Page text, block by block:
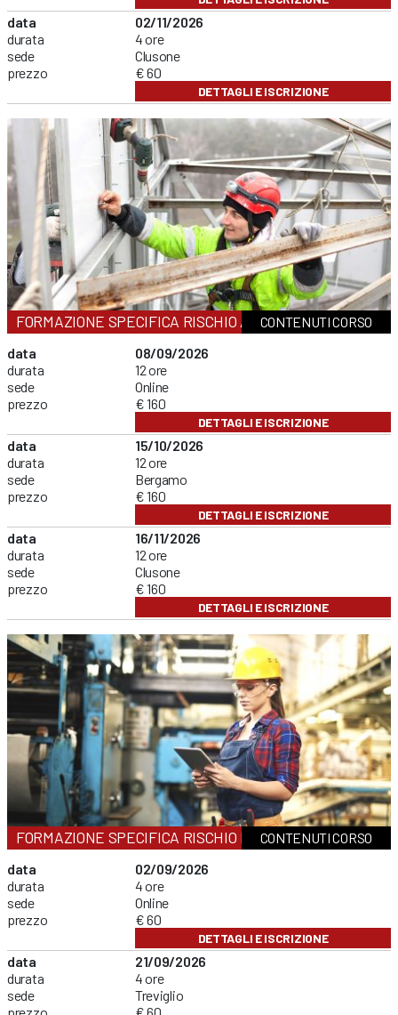
data
durata
sede
prezzo
02/11/2026
4 ore
Clusone
€ 60
DETTAGLI E ISCRIZIONE
FORMAZIONE SPECIFICA RISCHIO ALTOCONTENUTI CORSO
data
durata
sede
prezzo
08/09/2026
12 ore
Online
€ 160
DETTAGLI E ISCRIZIONE
data
durata
sede
prezzo
15/10/2026
12 ore
Bergamo
€ 160
DETTAGLI E ISCRIZIONE
data
durata
sede
prezzo
16/11/2026
12 ore
Clusone
€ 160
DETTAGLI E ISCRIZIONE
FORMAZIONE SPECIFICA RISCHIO BASSOCONTENUTI CORSO
data
durata
sede
prezzo
02/09/2026
4 ore
Online
€ 60
DETTAGLI E ISCRIZIONE
data
durata
sede
prezzo
21/09/2026
4 ore
Treviglio
€ 60